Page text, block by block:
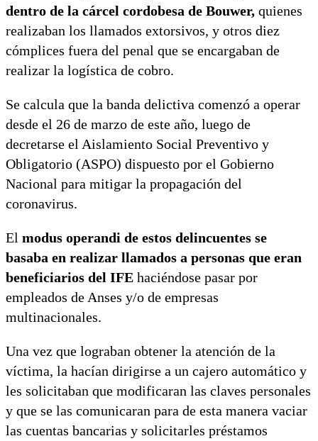
dentro de la cárcel cordobesa de Bouwer, quienes
realizaban los llamados extorsivos, y otros diez
cómplices fuera del penal que se encargaban de
realizar la logística de cobro.
Se calcula que la banda delictiva comenzó a operar
desde el 26 de marzo de este año, luego de
decretarse el Aislamiento Social Preventivo y
Obligatorio (ASPO) dispuesto por el Gobierno
Nacional para mitigar la propagación del
coronavirus.
El modus operandi de estos delincuentes se
basaba en realizar llamados a personas que eran
beneficiarios del IFE haciéndose pasar por
empleados de Anses y/o de empresas
multinacionales.
Una vez que lograban obtener la atención de la
víctima, la hacían dirigirse a un cajero automático y
les solicitaban que modificaran las claves personales
y que se las comunicaran para de esta manera vaciar
las cuentas bancarias y solicitarles préstamos